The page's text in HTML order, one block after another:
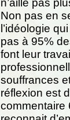
n’aille pas
Non pas en
l’idéologie
pas à 95%
font leur
souffrances
réflexion est
commentaire